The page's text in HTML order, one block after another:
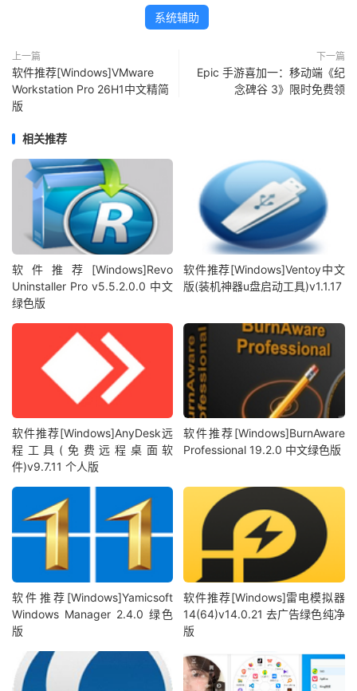
系统辅助
上一篇
软件推荐[Windows]VMware
Workstation Pro 26H1中文精简
版
下一篇
Epic 手游喜加一：移动端《纪
念碑谷 3》限时免费领
相关推荐
软件推荐[Windows]Revo
Uninstaller Pro v5.5.2.0.0 中文
绿色版
软件推荐[Windows]Ventoy中文
版(装机神器u盘启动工具)v1.1.17
软件推荐[Windows]AnyDesk远
程工具(免费远程桌面软
件)v9.7.11 个人版
软件推荐[Windows]BurnAware
Professional 19.2.0 中文绿色版
软件推荐[Windows]Yamicsoft
Windows Manager 2.4.0 绿色
版
软件推荐[Windows]雷电模拟器
14(64)v14.0.21 去广告绿色纯净
版